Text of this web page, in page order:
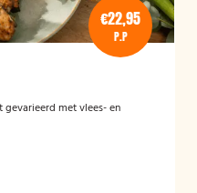
€22,95
P.P
gevarieerd met vlees- en